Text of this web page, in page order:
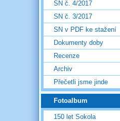
SN č. 4/2017
SN č. 3/2017
SN v PDF ke stažení
Dokumenty doby
Recenze
Archiv
Přečetli jsme jinde
Fotoalbum
150 let Sokola